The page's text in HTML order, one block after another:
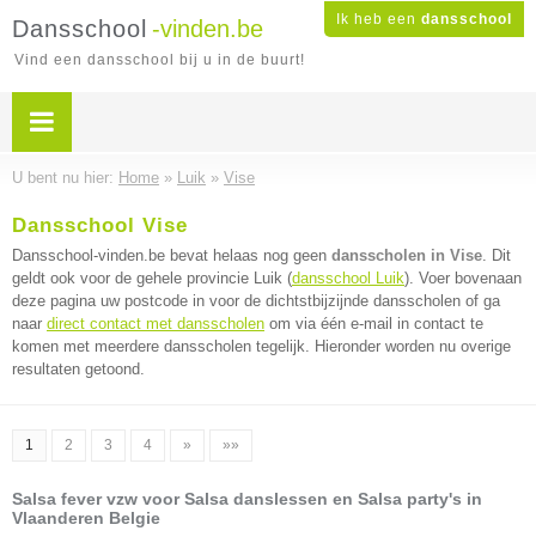
Ik heb een dansschool
Dansschool -vinden.be
Vind een dansschool bij u in de buurt!
U bent nu hier: Home » Luik » Vise
Dansschool Vise
Dansschool-vinden.be bevat helaas nog geen dansscholen in Vise. Dit
geldt ook voor de gehele provincie Luik (dansschool Luik). Voer bovenaan
deze pagina uw postcode in voor de dichtstbijzijnde dansscholen of ga
naar direct contact met dansscholen om via één e-mail in contact te
komen met meerdere dansscholen tegelijk. Hieronder worden nu overige
resultaten getoond.
1 2 3 4 » »»
Salsa fever vzw voor Salsa danslessen en Salsa party's in
Vlaanderen Belgie